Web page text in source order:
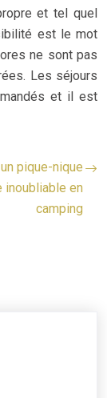
et tel quel
est le mot
ne sont pas
Les séjours
et il est
pique-nique
inoubliable en
camping